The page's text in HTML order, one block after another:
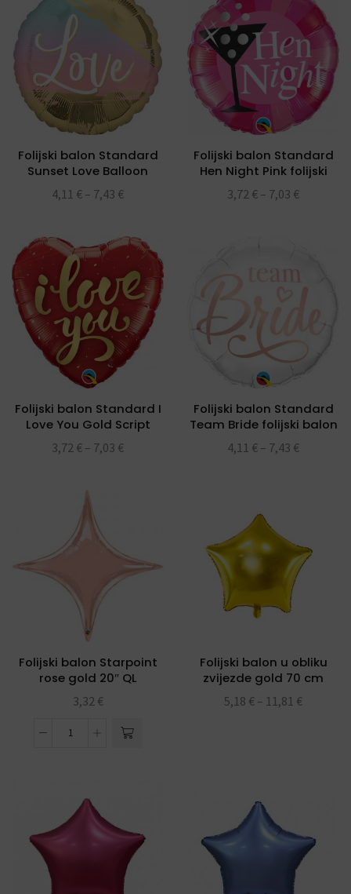
Folijski balon Standard
Sunset Love Balloon
4,11 € – 7,43 €
Folijski balon Standard
Hen Night Pink folijski
balon 18″
3,72 € – 7,03 €
Folijski balon Standard I
Love You Gold Script
folijski balon 18″
3,72 € – 7,03 €
Folijski balon Standard
Team Bride folijski balon
18″
4,11 € – 7,43 €
Folijski balon Starpoint
rose gold 20″ QL
3,32 €
Folijski balon u obliku
zvijezde gold 70 cm
5,18 € – 11,81 €